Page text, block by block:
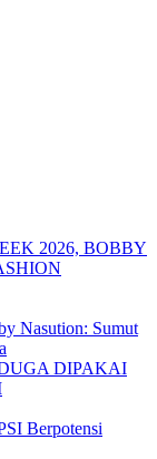
Nasution: Sumut
Berpotensi